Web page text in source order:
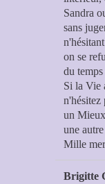
Sandra
sans
on se
du
Si la Vie
n'hésitez
un
une
Mille
Brigitte